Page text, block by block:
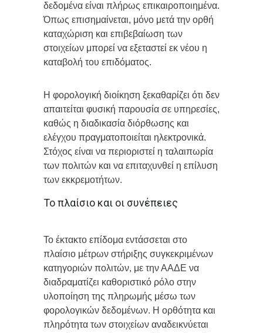
δεδομένα είναι πλήρως επικαιροποιημένα.
Όπως επισημαίνεται, μόνο μετά την ορθή
καταχώριση και επιβεβαίωση των
στοιχείων μπορεί να εξεταστεί εκ νέου η
καταβολή του επιδόματος.
Η φορολογική διοίκηση ξεκαθαρίζει ότι δεν
απαιτείται φυσική παρουσία σε υπηρεσίες,
καθώς η διαδικασία διόρθωσης και
ελέγχου πραγματοποιείται ηλεκτρονικά.
Στόχος είναι να περιοριστεί η ταλαιπωρία
των πολιτών και να επιταχυνθεί η επίλυση
των εκκρεμοτήτων.
Το πλαίσιο και οι συνέπειες
Το έκτακτο επίδομα εντάσσεται στο
πλαίσιο μέτρων στήριξης συγκεκριμένων
κατηγοριών πολιτών, με την ΑΑΔΕ να
διαδραματίζει καθοριστικό ρόλο στην
υλοποίηση της πληρωμής μέσω των
φορολογικών δεδομένων. Η ορθότητα και
πληρότητα των στοιχείων αναδεικνύεται